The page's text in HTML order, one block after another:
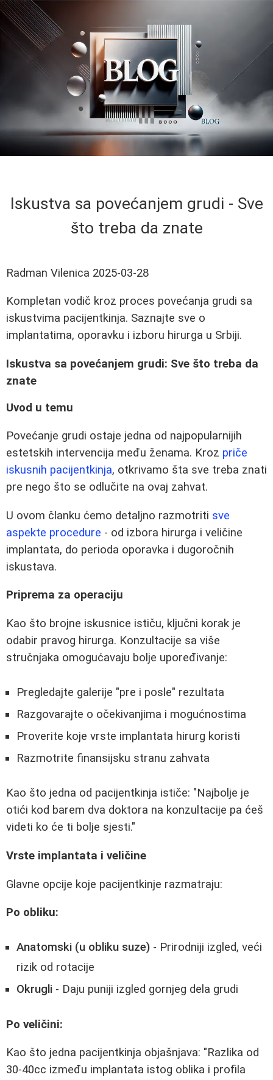
Iskustva sa povećanjem grudi - Sve
što treba da znate
Radman Vilenica 2025-03-28
Kompletan vodič kroz proces povećanja grudi sa
iskustvima pacijentkinja. Saznajte sve o
implantatima, oporavku i izboru hirurga u Srbiji.
Iskustva sa povećanjem grudi: Sve što treba da
znate
Uvod u temu
Povećanje grudi ostaje jedna od najpopularnijih
estetskih intervencija među ženama. Kroz priče
iskusnih pacijentkinja, otkrivamo šta sve treba znati
pre nego što se odlučite na ovaj zahvat.
U ovom članku ćemo detaljno razmotriti sve
aspekte procedure - od izbora hirurga i veličine
implantata, do perioda oporavka i dugoročnih
iskustava.
Priprema za operaciju
Kao što brojne iskusnice ističu, ključni korak je
odabir pravog hirurga. Konzultacije sa više
stručnjaka omogućavaju bolje upoređivanje:
Pregledajte galerije "pre i posle" rezultata
Razgovarajte o očekivanjima i mogućnostima
Proverite koje vrste implantata hirurg koristi
Razmotrite finansijsku stranu zahvata
Kao što jedna od pacijentkinja ističe: "Najbolje je
otići kod barem dva doktora na konzultacije pa ćeš
videti ko će ti bolje sjesti."
Vrste implantata i veličine
Glavne opcije koje pacijentkinje razmatraju:
Po obliku:
Anatomski (u obliku suze) - Prirodniji izgled, veći
rizik od rotacije
Okrugli - Daju puniji izgled gornjeg dela grudi
Po veličini:
Kao što jedna pacijentkinja objašnjava: "Razlika od
30-40cc između implantata istog oblika i profila